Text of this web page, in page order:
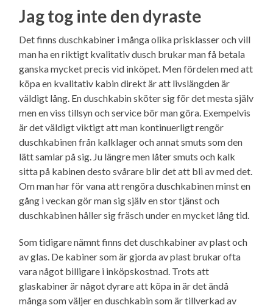
Jag tog inte den dyraste
Det finns duschkabiner i många olika prisklasser och vill
man ha en riktigt kvalitativ dusch brukar man få betala
ganska mycket precis vid inköpet. Men fördelen med att
köpa en kvalitativ kabin direkt är att livslängden är
väldigt lång. En duschkabin sköter sig för det mesta själv
men en viss tillsyn och service bör man göra. Exempelvis
är det väldigt viktigt att man kontinuerligt rengör
duschkabinen från kalklager och annat smuts som den
lätt samlar på sig. Ju längre men låter smuts och kalk
sitta på kabinen desto svårare blir det att bli av med det.
Om man har för vana att rengöra duschkabinen minst en
gång i veckan gör man sig själv en stor tjänst och
duschkabinen håller sig fräsch under en mycket lång tid.
Som tidigare nämnt finns det duschkabiner av plast och
av glas. De kabiner som är gjorda av plast brukar ofta
vara något billigare i inköpskostnad. Trots att
glaskabiner är något dyrare att köpa in är det ändå
många som väljer en duschkabin som är tillverkad av